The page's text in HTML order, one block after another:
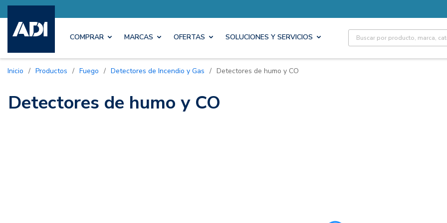
COMPRAR MARCAS OFERTAS SOLUCIONES Y SERVICIOS Site Search
Inicio / Productos / Fuego / Detectores de Incendio y Gas / Detectores de humo y CO
Detectores de humo y CO